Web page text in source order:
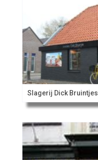
Slagerij Dick Bruintjes